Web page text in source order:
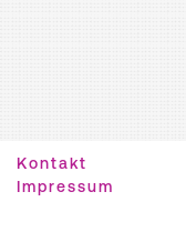
Kontakt
Impressum